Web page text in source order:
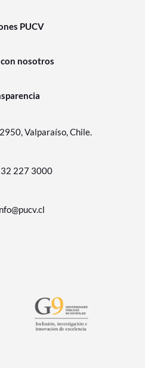
PUCV
nosotros
Valparaíso, Chile.
227 3000